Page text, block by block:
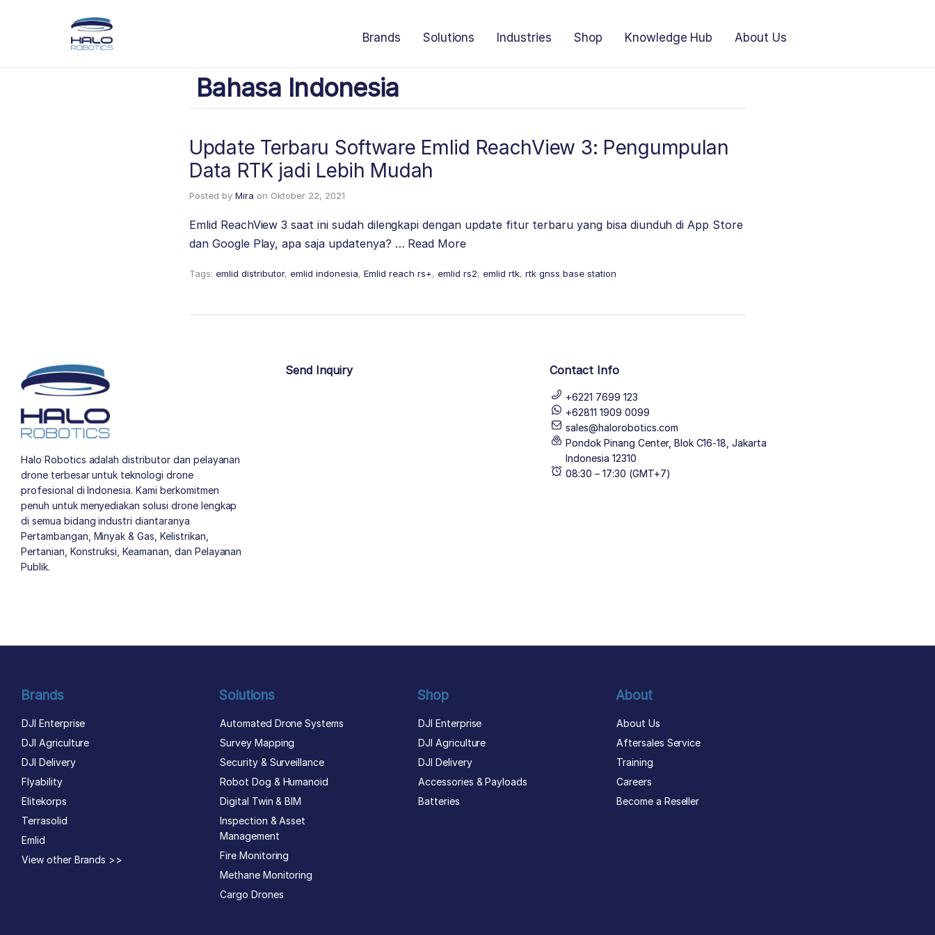
Brands Solutions Industries Shop Knowledge Hub About Us
Bahasa Indonesia
Update Terbaru Software Emlid ReachView 3: Pengumpulan
Data RTK jadi Lebih Mudah
Posted by Mira on Oktober 22, 2021
Emlid ReachView 3 saat ini sudah dilengkapi dengan update fitur terbaru yang bisa diunduh di App Store
dan Google Play, apa saja updatenya? … Read More
Tags: emlid distributor, emlid indonesia, Emlid reach rs+, emlid rs2, emlid rtk, rtk gnss base station
Halo Robotics adalah distributor dan pelayanan
drone terbesar untuk teknologi drone
profesional di Indonesia. Kami berkomitmen
penuh untuk menyediakan solusi drone lengkap
di semua bidang industri diantaranya
Pertambangan, Minyak & Gas, Kelistrikan,
Pertanian, Konstruksi, Keamanan, dan Pelayanan
Publik.
Send Inquiry Contact Info
+6221 7699 123
+62811 1909 0099
sales@halorobotics.com
Pondok Pinang Center, Blok C16-18, Jakarta
Indonesia 12310
08:30 – 17:30 (GMT+7)
Brands
DJI Enterprise
DJI Agriculture
DJI Delivery
Flyability
Elitekorps
Terrasolid
Emlid
View other Brands >>
Solutions
Automated Drone Systems
Survey Mapping
Security & Surveillance
Robot Dog & Humanoid
Digital Twin & BIM
Inspection & Asset
Management
Fire Monitoring
Methane Monitoring
Cargo Drones
Shop
DJI Enterprise
DJI Agriculture
DJI Delivery
Accessories & Payloads
Batteries
About
About Us
Aftersales Service
Training
Careers
Become a Reseller